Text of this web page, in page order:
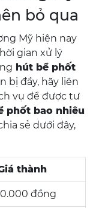
bỏ qua
Mỹ hiện nay
gian xử lý
hút bể phốt
bị đầy, hãy liên
vụ để được tư
phốt bao nhiêu
sẻ dưới đây,
thành
đồng